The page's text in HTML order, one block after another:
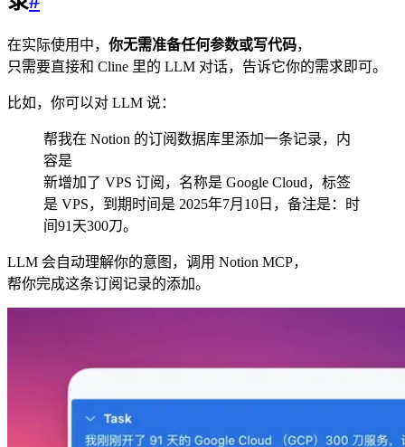
在实际使用中， 你无需准备任何参数或写代码，
只需要直接和 Cline 里的 LLM 对话，告诉它你的需求即可。
比如，你可以对 LLM 说：
帮我在 Notion 的订阅数据库里添加一条记录，内
容是
新增加了 VPS 订阅，名称是 Google Cloud，标签
是 VPS，到期时间是 2025年7月10日，备注是：时
间91天300刀。
LLM 会自动理解你的意图，调用 Notion MCP，
帮你完成这条订阅记录的添加。